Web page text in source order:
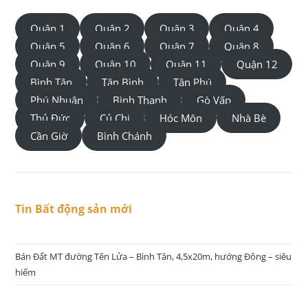
Quận 1 Quận 2 Quận 3
Quận 4
Quận 5
Quận 6 Quận 7
Quận 8
Quận 9
Quận 10 Quận 11
Quận 12
Bình Tân
Tân Bình
Tân Phú
Phú Nhuận
Bình Thạnh
Gò Vấp
Thủ Đức
Củ Chi Hóc Môn
Nhà Bè
Cần Giờ
Bình Chánh
Tin Bất động sản mới
Bán Đất MT đường Tên Lửa – Bình Tân, 4,5x20m, hướng Đông – siêu
hiếm